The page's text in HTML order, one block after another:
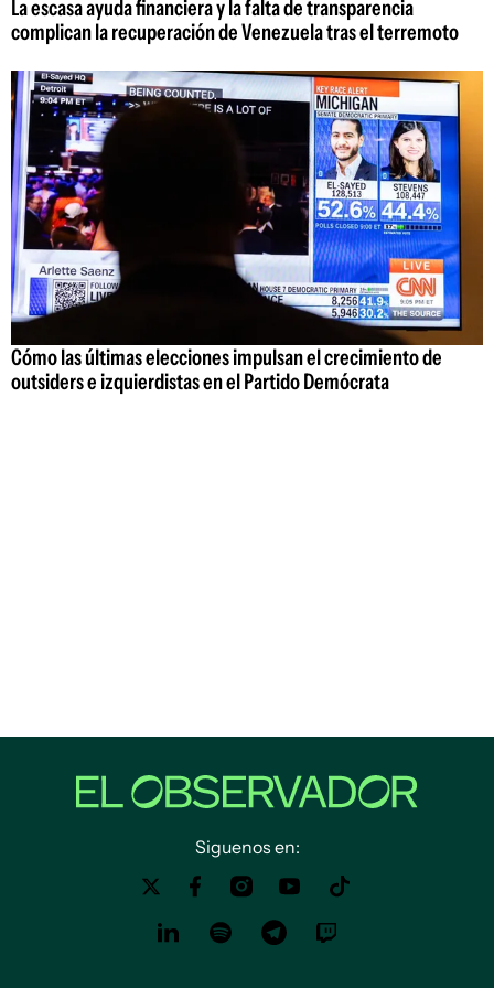
La escasa ayuda financiera y la falta de transparencia
complican la recuperación de Venezuela tras el terremoto
Cómo las últimas elecciones impulsan el crecimiento de
outsiders e izquierdistas en el Partido Demócrata
Siguenos en: